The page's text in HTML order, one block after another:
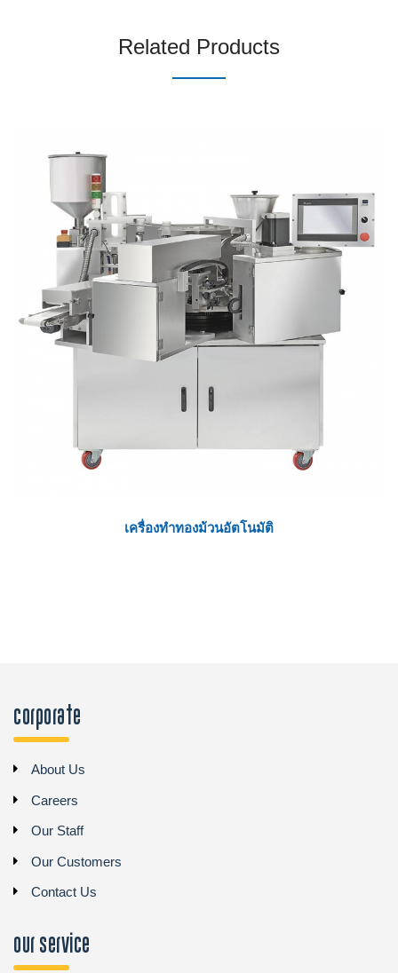
Related Products
เครื่องทำทองม้วนอัตโนมัติ
Corporate
About Us
Careers
Our Staff
Our Customers
Contact Us
Our Service